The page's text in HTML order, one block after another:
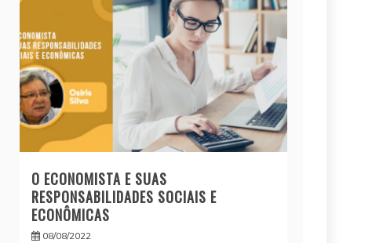
O ECONOMISTA E SUAS
RESPONSABILIDADES SOCIAIS E
ECONÔMICAS
08/08/2022